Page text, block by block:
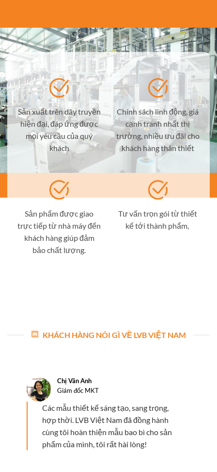
Sản xuất trên dây truyền
hiện đại, đáp ứng được
mọi yêu cầu của quý
khách
Chính sách linh động, giá
cạnh tranh nhất thị
trường, nhiều ưu đãi cho
khách hàng thân thiết
Sản phẩm được giao
trực tiếp từ nhà máy đến
khách hàng giúp đảm
bảo chất lượng.
Tư vấn trọn gói từ thiết
kế tới thành phẩm,
KHÁCH HÀNG NÓI GÌ VỀ LVB VIỆT NAM
Chị Vân Anh
Giám đốc MKT
Các mẫu thiết kế sáng tạo, sang trọng,
hợp thời. LVB Việt Nam đã đồng hành
cùng tôi hoàn thiện mẫu bao bì cho sản
phẩm của mình, tôi rất hài lòng!